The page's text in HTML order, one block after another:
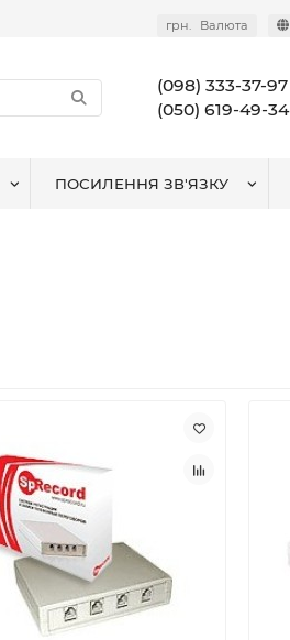
грн. Валюта
(098) 333-37-97
(050) 619-49-34
ПОСИЛЕННЯ ЗВ'ЯЗКУ